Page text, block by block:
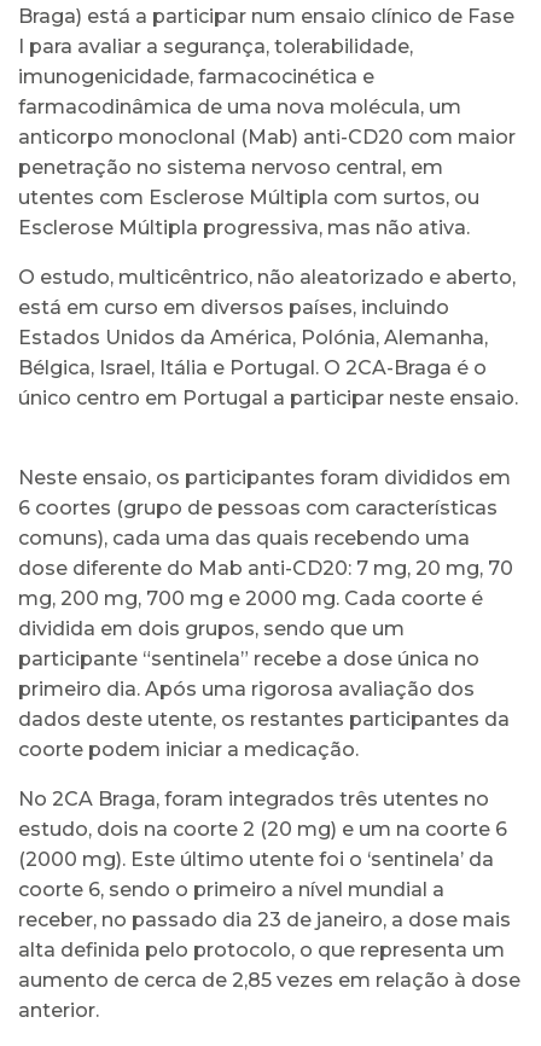
Braga) está a participar num ensaio clínico de Fase
I para avaliar a segurança, tolerabilidade,
imunogenicidade, farmacocinética e
farmacodinâmica de uma nova molécula, um
anticorpo monoclonal (Mab) anti-CD20 com maior
penetração no sistema nervoso central, em
utentes com Esclerose Múltipla com surtos, ou
Esclerose Múltipla progressiva, mas não ativa.
O estudo, multicêntrico, não aleatorizado e aberto,
está em curso em diversos países, incluindo
Estados Unidos da América, Polónia, Alemanha,
Bélgica, Israel, Itália e Portugal. O 2CA-Braga é o
único centro em Portugal a participar neste ensaio.
Neste ensaio, os participantes foram divididos em
6 coortes (grupo de pessoas com características
comuns), cada uma das quais recebendo uma
dose diferente do Mab anti-CD20: 7 mg, 20 mg, 70
mg, 200 mg, 700 mg e 2000 mg. Cada coorte é
dividida em dois grupos, sendo que um
participante “sentinela” recebe a dose única no
primeiro dia. Após uma rigorosa avaliação dos
dados deste utente, os restantes participantes da
coorte podem iniciar a medicação.
No 2CA Braga, foram integrados três utentes no
estudo, dois na coorte 2 (20 mg) e um na coorte 6
(2000 mg). Este último utente foi o ‘sentinela’ da
coorte 6, sendo o primeiro a nível mundial a
receber, no passado dia 23 de janeiro, a dose mais
alta definida pelo protocolo, o que representa um
aumento de cerca de 2,85 vezes em relação à dose
anterior.